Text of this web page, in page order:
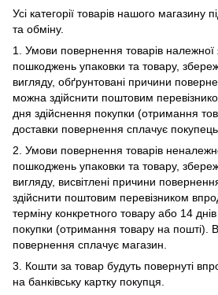
Усі категорії товарів нашого магазину
та обміну.
1. Умови повернення товарів належної
пошкоджень упаковки та товару,
вигляду, обґрунтовані причини
можна здійснити поштовим
дня здійснення покупки (отримання
доставки повернення сплачує покупець.
2. Умови повернення товарів
пошкоджень упаковки та товару,
вигляду, висвітлені причини
здійснити поштовим перевізником
терміну конкретного товару або 14
покупки (отримання товару на пошті).
повернення сплачує магазин.
3. Кошти за товар будуть повернуті
на банківську картку покупця.